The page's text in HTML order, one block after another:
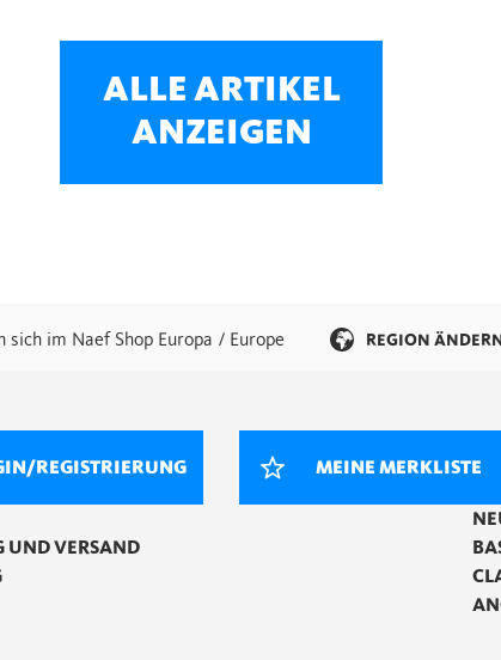
ALLE ARTIKEL
ANZEIGEN
sich im Naef Shop Europa / Europe REGION ÄNDERN
REGISTRIERUNG MEINE MERKLISTE
UND VERSAND